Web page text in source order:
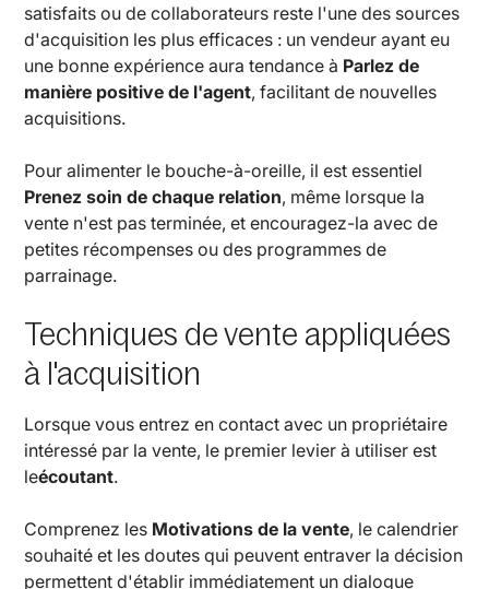
satisfaits ou de collaborateurs reste l'une des sources
d'acquisition les plus efficaces : un vendeur ayant eu
une bonne expérience aura tendance à Parlez de
manière positive de l'agent, facilitant de nouvelles
acquisitions.
Pour alimenter le bouche-à-oreille, il est essentiel
Prenez soin de chaque relation, même lorsque la
vente n'est pas terminée, et encouragez-la avec de
petites récompenses ou des programmes de
parrainage.
Techniques de vente appliquées
à l'acquisition
Lorsque vous entrez en contact avec un propriétaire
intéressé par la vente, le premier levier à utiliser est
leécoutant.
Comprenez les Motivations de la vente, le calendrier
souhaité et les doutes qui peuvent entraver la décision
permettent d'établir immédiatement un dialogue